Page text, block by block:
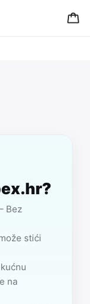
Bez
stići
na